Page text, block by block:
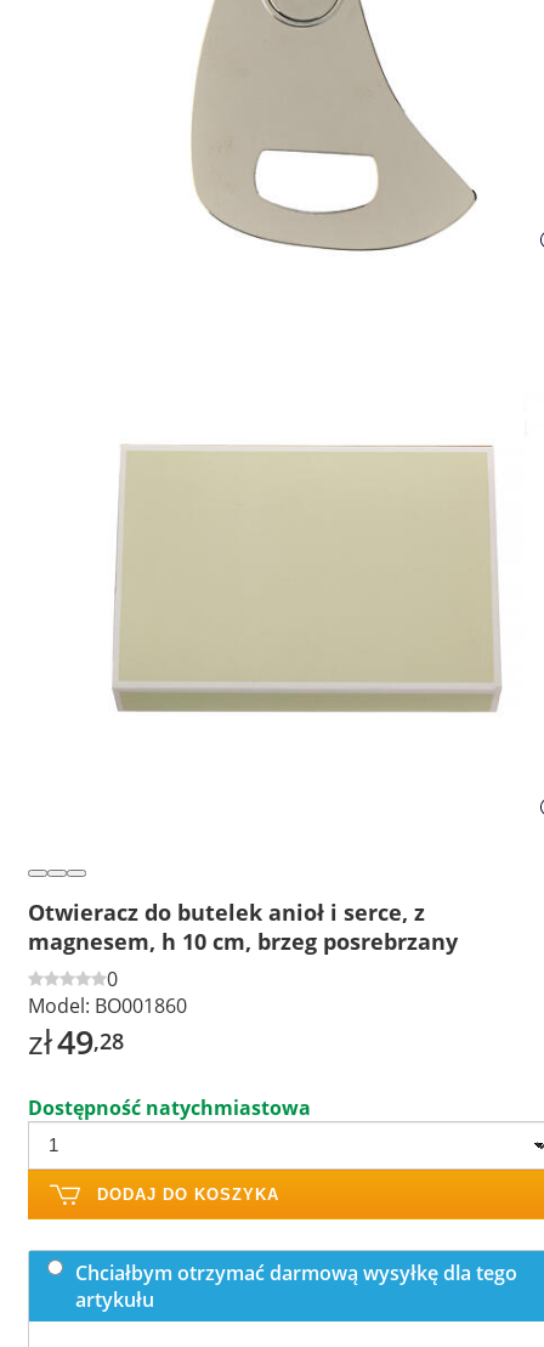
Otwieracz do butelek anioł i serce, z
magnesem, h 10 cm, brzeg posrebrzany
0
Model: BO001860
zł49,28
Dostępność natychmiastowa
DODAJ DO KOSZYKA
Chciałbym otrzymać darmową wysyłkę dla tego
artykułu